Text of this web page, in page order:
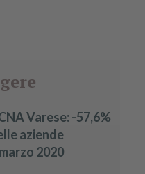
Varese: -57,6%
aziende
2020